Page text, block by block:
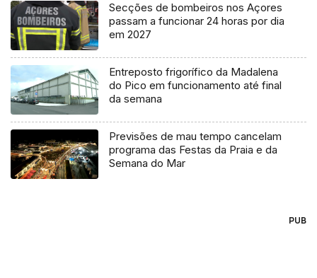
Secções de bombeiros nos Açores
passam a funcionar 24 horas por dia
em 2027
Entreposto frigorífico da Madalena
do Pico em funcionamento até final
da semana
Previsões de mau tempo cancelam
programa das Festas da Praia e da
Semana do Mar
PUB